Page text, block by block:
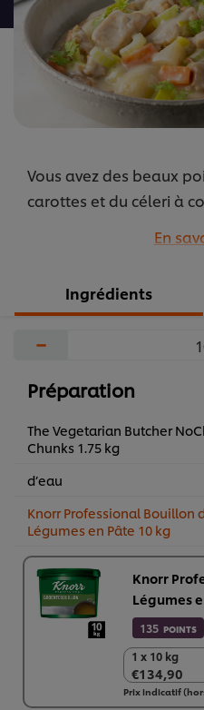
Vous avez des beaux
carottes et du céleri à
waterzooi gantois
En
Ingrédients
−
Préparation
The Vegetarian Butcher
Chunks 1.75 kg
d’eau
Knorr Professional Bouillon
Légumes en Pâte 10 kg
Knorr
Légumes
135 POINTS
1 x 10 kg
€134,90
1 x 10 kg
€134,90
Prix indicatif